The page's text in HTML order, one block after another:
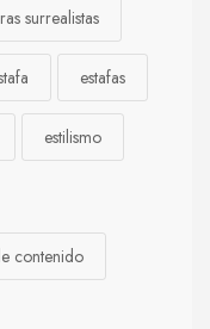
surrealistas
estafas
estilismo
contenido